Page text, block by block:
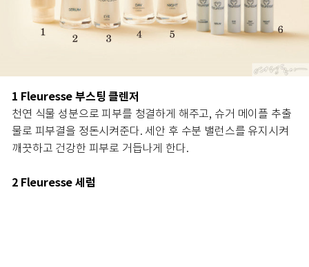
1 Fleuresse 부스팅 클렌저
천연 식물 성분으로 피부를 청결하게 해주고, 슈거 메이플 추출
물로 피부결을 정돈시켜준다. 세안 후 수분 밸런스를 유지시켜
깨끗하고 건강한 피부로 거듭나게 한다.
2 Fleuresse 세럼